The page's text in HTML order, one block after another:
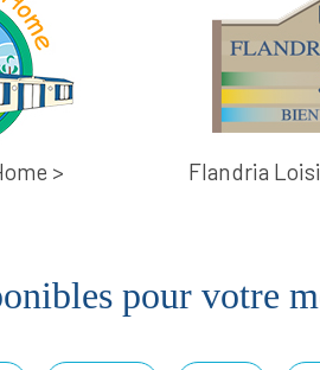
> Flandria
pour votre